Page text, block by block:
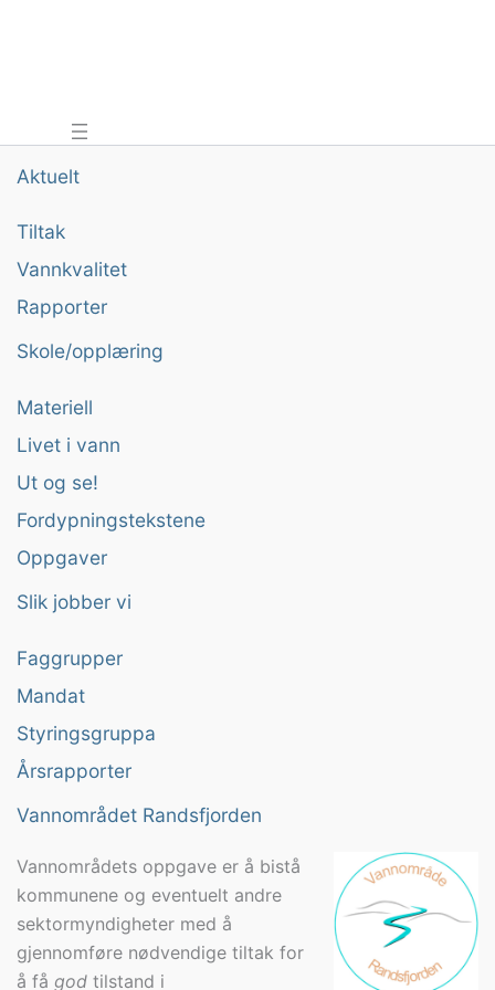
Aktuelt
Tiltak
Vannkvalitet
Rapporter
Skole/opplæring
Materiell
Livet i vann
Ut og se!
Fordypningstekstene
Oppgaver
Slik jobber vi
Faggrupper
Mandat
Styringsgruppa
Årsrapporter
Vannområdet Randsfjorden
Vannområdets oppgave er å bistå
kommunene og eventuelt andre
sektormyndigheter med å
gjennomføre nødvendige tiltak for
å få god tilstand i